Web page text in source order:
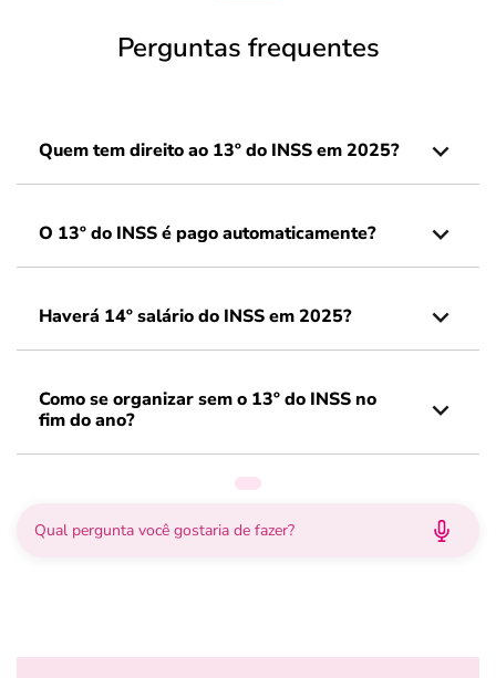
Perguntas frequentes
Quem tem direito ao 13º do INSS em 2025?
O 13º do INSS é pago automaticamente?
Haverá 14º salário do INSS em 2025?
Como se organizar sem o 13º do INSS no
fim do ano?